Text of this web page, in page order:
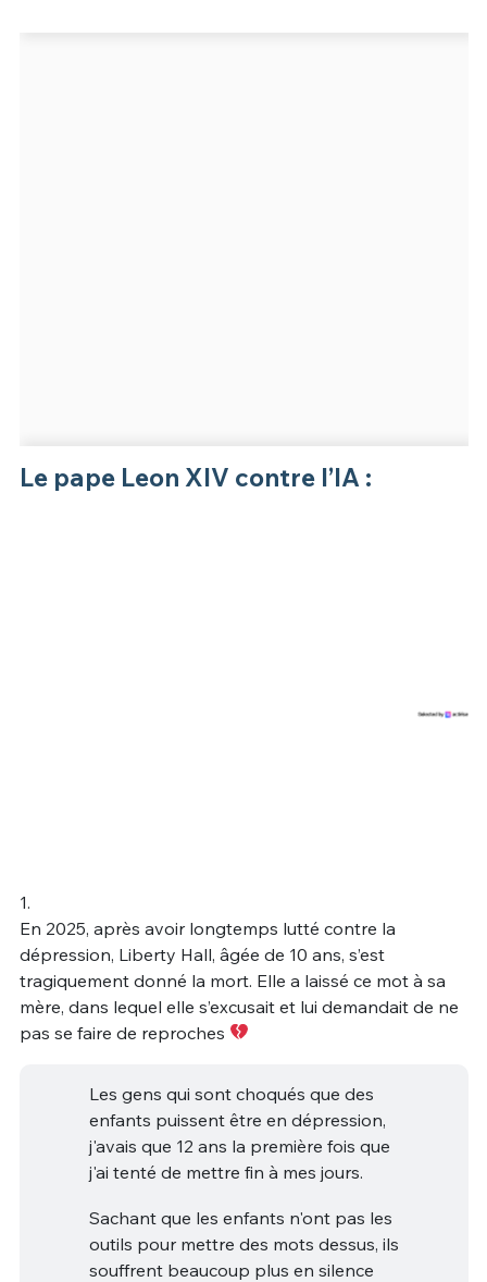
Le pape Leon XIV contre l’IA :
1.
En 2025, après avoir longtemps lutté contre la
dépression, Liberty Hall, âgée de 10 ans, s’est
tragiquement donné la mort. Elle a laissé ce mot à sa
mère, dans lequel elle s’excusait et lui demandait de ne
pas se faire de reproches
Les gens qui sont choqués que des
enfants puissent être en dépression,
j'avais que 12 ans la première fois que
j'ai tenté de mettre fin à mes jours.
Sachant que les enfants n'ont pas les
outils pour mettre des mots dessus, ils
souffrent beaucoup plus en silence